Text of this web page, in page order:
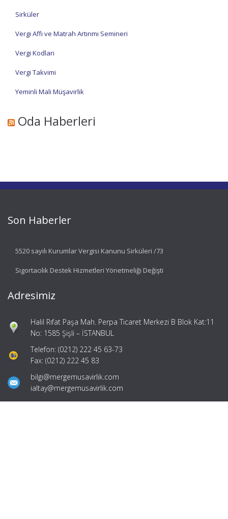
Sirküler
Vergi Affı ve Matrah Artırımı Semineri
Vergi Kodları
Vergi Takvimi
Yeminli Mali Müşavirlik
Oda Haberleri
Son Haberler
5520 sayılı Kurumlar Vergisi Kanunu Sirküleri /73
Sigortacılık Destek Hizmetleri Yönetmeliği Değişti
Adresimiz
Halil Rıfat Paşa Mah. Perpa Ticaret Merkezi B Blok Kat:11
No: 1585 Şişli – İSTANBUL
Telefon: (0212) 222 45 63-73
Fax: (0212) 222 45 83
bilgi@mergemusavirlik.com
ialtay@mergemusavirlik.com